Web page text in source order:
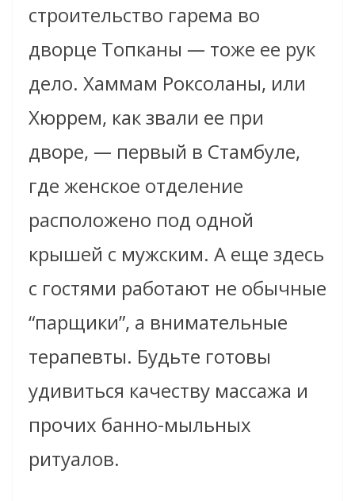
строительство гарема во
дворце Топканы — тоже ее рук
дело. Хаммам Роксоланы, или
Хюррем, как звали ее при
дворе, — первый в Стамбуле,
где женское отделение
расположено под одной
крышей с мужским. А еще здесь
с гостями работают не обычные
“парщики”, а внимательные
терапевты. Будьте готовы
удивиться качеству массажа и
прочих банно-мыльных
ритуалов.